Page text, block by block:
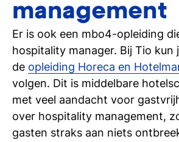
management
Er is ook een mbo4-opleiding
hospitality manager. Bij Tio kun
de opleiding Horeca en
volgen. Dit is middelbare
met veel aandacht voor
over hospitality management,
gasten straks aan niets